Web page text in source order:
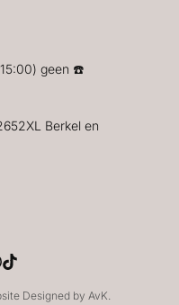
geen ☎️
Berkel en
Designed by AvK.